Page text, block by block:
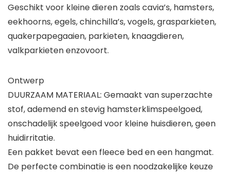
Geschikt voor kleine dieren zoals cavia’s, hamsters,
eekhoorns, egels, chinchilla’s, vogels, grasparkieten,
quakerpapegaaien, parkieten, knaagdieren,
valkparkieten enzovoort.
Ontwerp
DUURZAAM MATERIAAL: Gemaakt van superzachte
stof, ademend en stevig hamsterklimspeelgoed,
onschadelijk speelgoed voor kleine huisdieren, geen
huidirritatie.
Een pakket bevat een fleece bed en een hangmat.
De perfecte combinatie is een noodzakelijke keuze